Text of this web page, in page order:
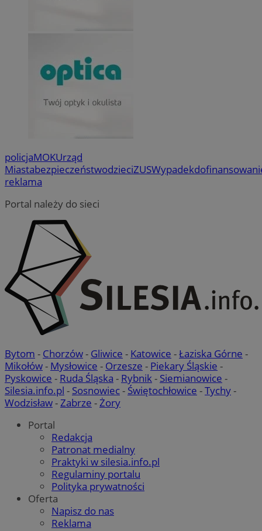
policjaMOKUrząd
MiastabezpieczeństwodzieciZUSWypadek
reklama
Portal należy do sieci
Bytom - Chorzów- Gliwice - Katowice -Łaziska Górne -
Mikołów- Mysłowice - Orzesze - Piekary Śląskie -
Pyskowice - Ruda Śląska - Rybnik- Siemianowice -
Silesia.info.pl - Sosnowiec- Świętochłowice -Tychy-
Wodzisław-Zabrze -Żory
Portal
Redakcja
Patronat medialny
Praktyki w silesia.info.pl
Regulaminy portalu
Polityka prywatności
Oferta
Napisz do nas
Reklama